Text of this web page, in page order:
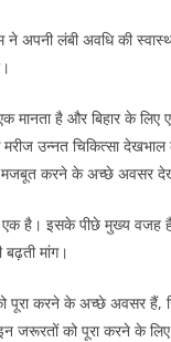
लंबी अवधि की
एक मानता है और बिहार के
उन्नत चिकित्सा
मजबूत करने के अच्छे अवसर
है। इसके पीछे मुख्य वजह है
मांग।
पूरा करने के अच्छे अवसर हैं,
जरूरतों को पूरा करने के